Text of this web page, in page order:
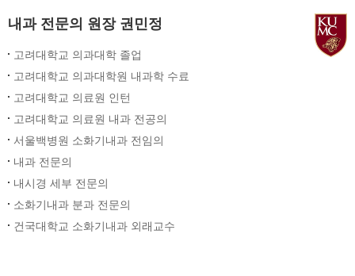
내과 전문의 원장 권민정
고려대학교 의과대학 졸업
고려대학교 의과대학원 내과학 수료
고려대학교 의료원 인턴
고려대학교 의료원 내과 전공의
서울백병원 소화기내과 전임의
내과 전문의
내시경 세부 전문의
소화기내과 분과 전문의
건국대학교 소화기내과 외래교수